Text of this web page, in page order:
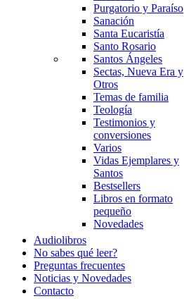
Purgatorio y Paraíso
Sanación
Santa Eucaristía
Santo Rosario
Santos Ángeles
Sectas, Nueva Era y
Otros
Temas de familia
Teología
Testimonios y
conversiones
Varios
Vidas Ejemplares y
Santos
Bestsellers
Libros en formato
pequeño
Novedades
Audiolibros
No sabes qué leer?
Preguntas frecuentes
Noticias y Novedades
Contacto